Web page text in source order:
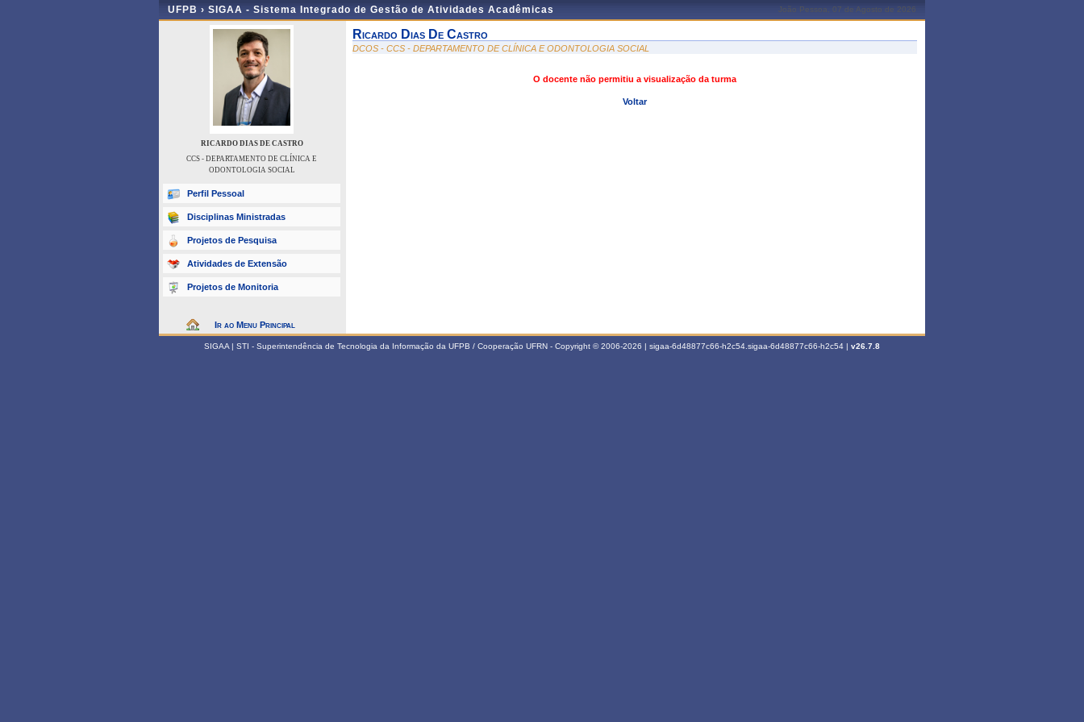
UFPB › SIGAA - Sistema Integrado de Gestão de Atividades Acadêmicas João Pessoa, 07 de Agosto de 2026
RICARDO DIAS DE CASTRO
CCS - DEPARTAMENTO DE CLÍNICA E
ODONTOLOGIA SOCIAL
Perfil Pessoal
Disciplinas Ministradas
Projetos de Pesquisa
Atividades de Extensão
Projetos de Monitoria
Ir ao Menu Principal
Ricardo Dias De Castro
DCOS - CCS - DEPARTAMENTO DE CLÍNICA E ODONTOLOGIA SOCIAL
O docente não permitiu a visualização da turma
Voltar
SIGAA | STI - Superintendência de Tecnologia da Informação da UFPB / Cooperação UFRN - Copyright © 2006-2026 | sigaa-6d48877c66-h2c54.sigaa-6d48877c66-h2c54 | v26.7.8